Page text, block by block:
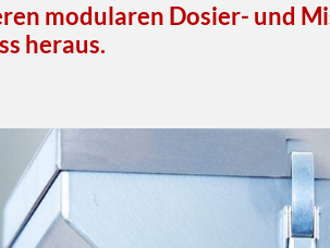
modularen Dosier- und
heraus.